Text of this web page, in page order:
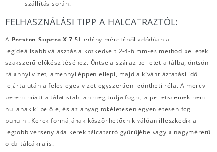
szállítás során.
FELHASZNÁLÁSI TIPP A HALCATRAZTÓL:
A Preston Supera X 7.5L edény méretéből adódóan a
legideálisabb választás a közkedvelt 2-4-6 mm-es method pelletek
szakszerű előkészítéséhez. Öntse a száraz pelletet a tálba, öntsön
rá annyi vizet, amennyi éppen ellepi, majd a kívánt áztatási idő
lejárta után a felesleges vizet egyszerűen leöntheti róla. A merev
perem miatt a tálat stabilan meg tudja fogni, a pelletszemek nem
hullanak ki belőle, és az anyag tökéletesen egyenletesen fog
puhulni. Kerek formájának köszönhetően kiválóan illeszkedik a
legtöbb versenyláda kerek tálcatartó gyűrűjébe vagy a nagyméretű
oldaltálcákra is.